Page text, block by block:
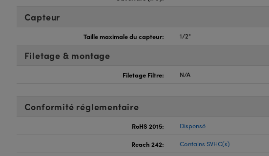
Capteur
Taille maximale du capteur: 1/2"
Filetage & montage
Filetage Filtre: N/A
Conformité réglementaire
RoHS 2015: Dispensé
Reach 242: Contains SVHC(s)